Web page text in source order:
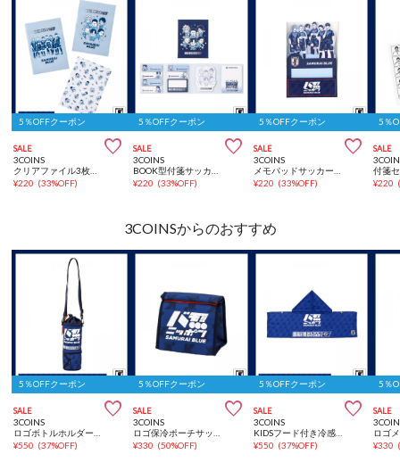
5％OFFクーポン
SALE 
3COINS
¥220 (33%OFF)
5％OFFクーポン
SALE 
3COINS
¥220 (33%OFF)
5％OFFクーポン
SALE 
3COINS
¥220 (33%OFF)
5％
SALE
¥220
3COINSからのおすすめ
5％OFFクーポン
SALE 
3COINS
¥550 (37%OFF)
5％OFFクーポン
SALE 
3COINS
¥330 (50%OFF)
5％OFFクーポン
SALE 
3COINS
KIDSフード付き冷感タオルサッカー日本代表ver.
¥550 (37%OFF)
5％
SALE
¥330